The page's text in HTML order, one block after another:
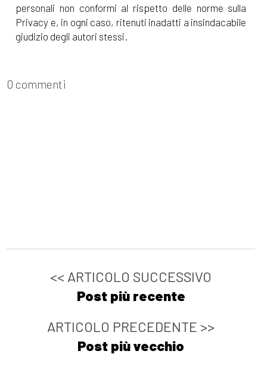
personali non conformi al rispetto delle norme sulla
Privacy e, in ogni caso, ritenuti inadatti a insindacabile
giudizio degli autori stessi.
0 commenti
<< ARTICOLO SUCCESSIVO
Post più recente
ARTICOLO PRECEDENTE >>
Post più vecchio